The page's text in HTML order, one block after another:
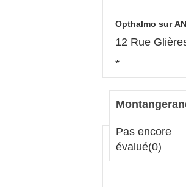
Opthalmo sur
12 Rue
*
Pas encore
évalué(0)